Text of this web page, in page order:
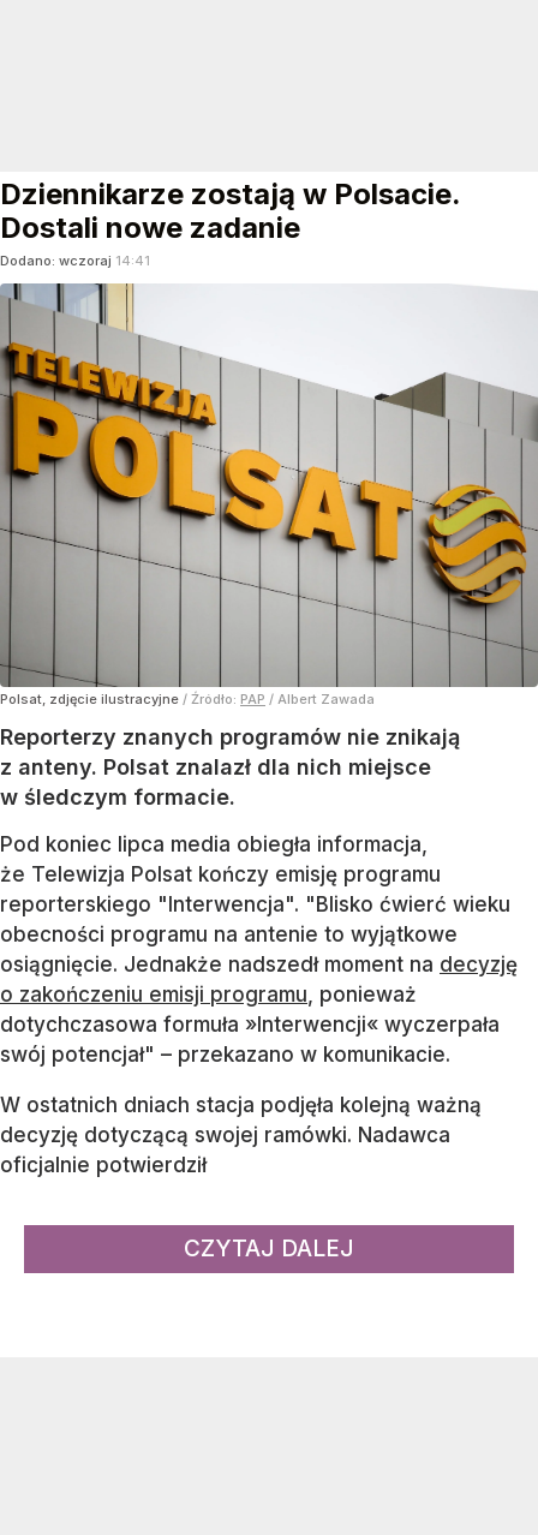
Dziennikarze zostają w Polsacie.
Dostali nowe zadanie
Dodano: wczoraj 14:41
Polsat, zdjęcie ilustracyjne / Źródło: PAP / Albert Zawada
Reporterzy znanych programów nie znikają
z anteny. Polsat znalazł dla nich miejsce
w śledczym formacie.
Pod koniec lipca media obiegła informacja,
że Telewizja Polsat kończy emisję programu
reporterskiego "Interwencja". "Blisko ćwierć wieku
obecności programu na antenie to wyjątkowe
osiągnięcie. Jednakże nadszedł moment na decyzję
o zakończeniu emisji programu , ponieważ
dotychczasowa formuła »Interwencji« wyczerpała
swój potencjał" – przekazano w komunikacie.
W ostatnich dniach stacja podjęła kolejną ważną
decyzję dotyczącą swojej ramówki. Nadawca
oficjalnie potwierdził
CZYTAJ DALEJ